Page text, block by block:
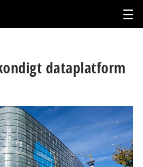
dataplatform